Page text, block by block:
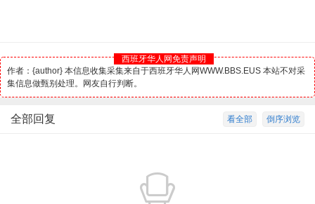
西班牙华人网免责声明
作者：{author} 本信息收集采集来自于西班牙华人网WWW.BBS.EUS 本站不对采
集信息做甄别处理。网友自行判断。
倒序浏览
看全部
全部回复